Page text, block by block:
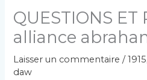
QUESTIONS ET
alliance
Laisser un commentaire /1915
daw